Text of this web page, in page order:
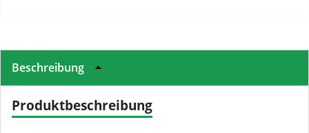
Beschreibung
Produktbeschreibung